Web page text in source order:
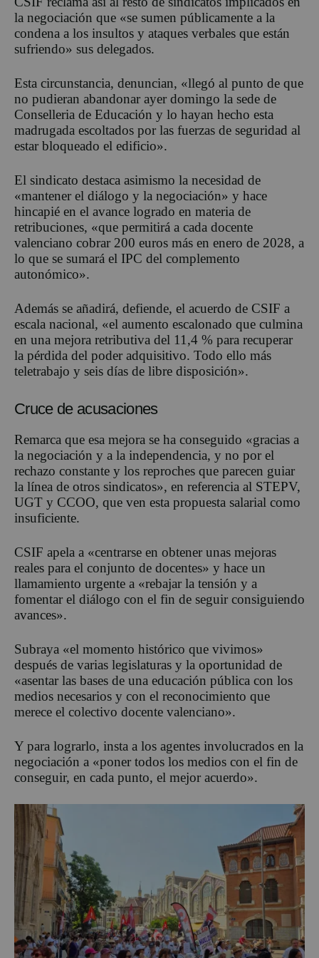
la negociación que «se sumen públicamente a la
condena a los insultos y ataques verbales que están
sufriendo» sus delegados.
Esta circunstancia, denuncian, «llegó al punto de que
no pudieran abandonar ayer domingo la sede de
Conselleria de Educación y lo hayan hecho esta
madrugada escoltados por las fuerzas de seguridad al
estar bloqueado el edificio».
El sindicato destaca asimismo la necesidad de
«mantener el diálogo y la negociación» y hace
hincapié en el avance logrado en materia de
retribuciones, «que permitirá a cada docente
valenciano cobrar 200 euros más en enero de 2028, a
lo que se sumará el IPC del complemento
autonómico».
Además se añadirá, defiende, el acuerdo de CSIF a
escala nacional, «el aumento escalonado que culmina
en una mejora retributiva del 11,4 % para recuperar
la pérdida del poder adquisitivo. Todo ello más
teletrabajo y seis días de libre disposición».
Cruce de acusaciones
Remarca que esa mejora se ha conseguido «gracias a
la negociación y a la independencia, y no por el
rechazo constante y los reproches que parecen guiar
la línea de otros sindicatos», en referencia al STEPV,
UGT y CCOO, que ven esta propuesta salarial como
insuficiente.
CSIF apela a «centrarse en obtener unas mejoras
reales para el conjunto de docentes» y hace un
llamamiento urgente a «rebajar la tensión y a
fomentar el diálogo con el fin de seguir consiguiendo
avances».
Subraya «el momento histórico que vivimos»
después de varias legislaturas y la oportunidad de
«asentar las bases de una educación pública con los
medios necesarios y con el reconocimiento que
merece el colectivo docente valenciano».
Y para lograrlo, insta a los agentes involucrados en la
negociación a «poner todos los medios con el fin de
conseguir, en cada punto, el mejor acuerdo».